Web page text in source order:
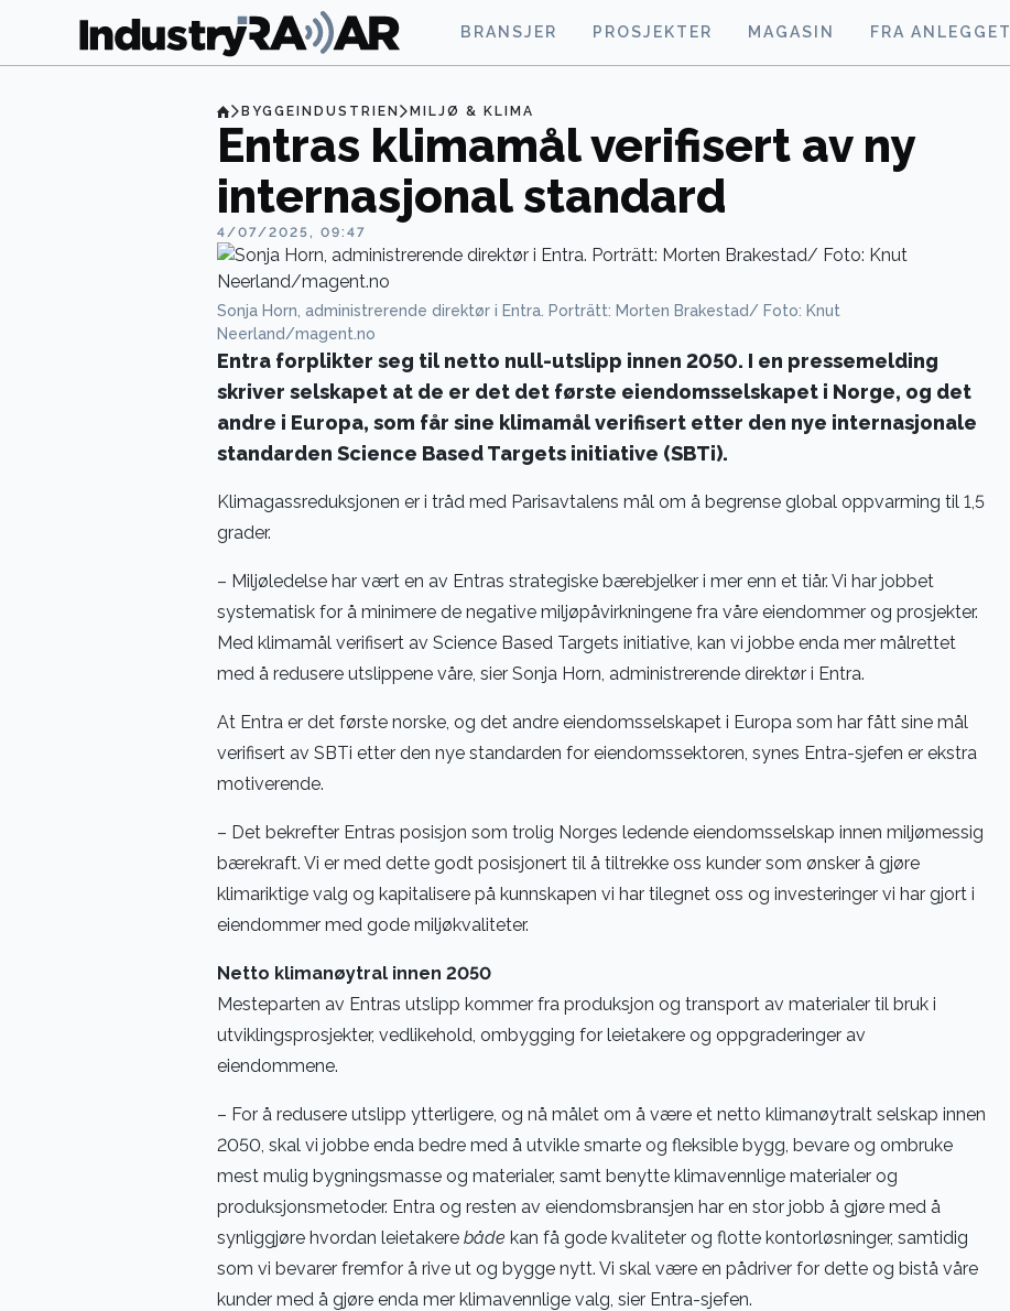
BRANSJER PROSJEKTER MAGASIN FRA ANLEGGET
BYGGEINDUSTRIEN MILJØ & KLIMA
Entras klimamål verifisert av ny
internasjonal standard
4/07/2025, 09:47
Sonja Horn, administrerende direktør i Entra. Porträtt: Morten Brakestad/ Foto: Knut
Neerland/magent.no
Entra forplikter seg til netto null-utslipp innen 2050. I en pressemelding
skriver selskapet at de er det det første eiendomsselskapet i Norge, og det
andre i Europa, som får sine klimamål verifisert etter den nye internasjonale
standarden Science Based Targets initiative (SBTi).
Klimagassreduksjonen er i tråd med Parisavtalens mål om å begrense global oppvarming til 1,5
grader.
– Miljøledelse har vært en av Entras strategiske bærebjelker i mer enn et tiår. Vi har jobbet
systematisk for å minimere de negative miljøpåvirkningene fra våre eiendommer og prosjekter.
Med klimamål verifisert av Science Based Targets initiative, kan vi jobbe enda mer målrettet
med å redusere utslippene våre, sier Sonja Horn, administrerende direktør i Entra.
At Entra er det første norske, og det andre eiendomsselskapet i Europa som har fått sine mål
verifisert av SBTi etter den nye standarden for eiendomssektoren, synes Entra-sjefen er ekstra
motiverende.
– Det bekrefter Entras posisjon som trolig Norges ledende eiendomsselskap innen miljømessig
bærekraft. Vi er med dette godt posisjonert til å tiltrekke oss kunder som ønsker å gjøre
klimariktige valg og kapitalisere på kunnskapen vi har tilegnet oss og investeringer vi har gjort i
eiendommer med gode miljøkvaliteter.
Netto klimanøytral innen 2050
Mesteparten av Entras utslipp kommer fra produksjon og transport av materialer til bruk i
utviklingsprosjekter, vedlikehold, ombygging for leietakere og oppgraderinger av
eiendommene.
– For å redusere utslipp ytterligere, og nå målet om å være et netto klimanøytralt selskap innen
2050, skal vi jobbe enda bedre med å utvikle smarte og fleksible bygg, bevare og ombruke
mest mulig bygningsmasse og materialer, samt benytte klimavennlige materialer og
produksjonsmetoder. Entra og resten av eiendomsbransjen har en stor jobb å gjøre med å
synliggjøre hvordan leietakere både kan få gode kvaliteter og flotte kontorløsninger, samtidig
som vi bevarer fremfor å rive ut og bygge nytt. Vi skal være en pådriver for dette og bistå våre
kunder med å gjøre enda mer klimavennlige valg, sier Entra-sjefen.